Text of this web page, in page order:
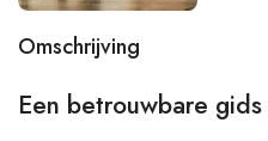
Omschrijving
Een betrouwbare